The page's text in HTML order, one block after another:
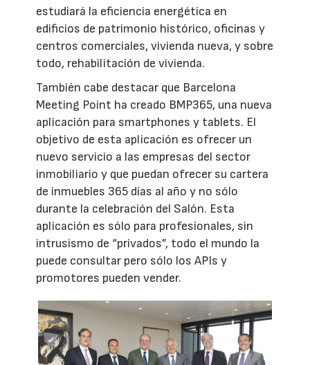
estudiará la eficiencia energética en
edificios de patrimonio histórico, oficinas y
centros comerciales, vivienda nueva, y sobre
todo, rehabilitación de vivienda.
También cabe destacar que Barcelona
Meeting Point ha creado BMP365, una nueva
aplicación para smartphones y tablets. El
objetivo de esta aplicación es ofrecer un
nuevo servicio a las empresas del sector
inmobiliario y que puedan ofrecer su cartera
de inmuebles 365 días al año y no sólo
durante la celebración del Salón. Esta
aplicación es sólo para profesionales, sin
intrusismo de “privados”, todo el mundo la
puede consultar pero sólo los APIs y
promotores pueden vender.